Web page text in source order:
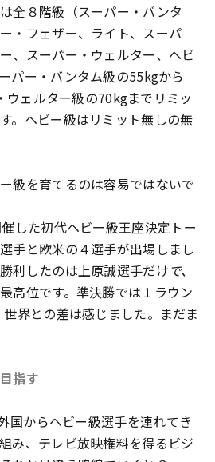
全８階級（スーパー・バンタ
・フェザー、ライト、スーパ
、スーパー・ウェルター、ヘビ
パー・バンタム級の55kgから
ウェルター級の70kgまでリミッ
。ヘビー級はリミット無しの無
級を育てるのは容易ではないで
した初代ヘビー級王座決定トー
手と欧米の４選手が出場しまし
利したのは上原誠選手だけで、
高位です。準決勝では１ラウン
界との差は感じました。まだま
指す
国からヘビー級選手を連れてき
み、テレビ放映権料を得るビジ